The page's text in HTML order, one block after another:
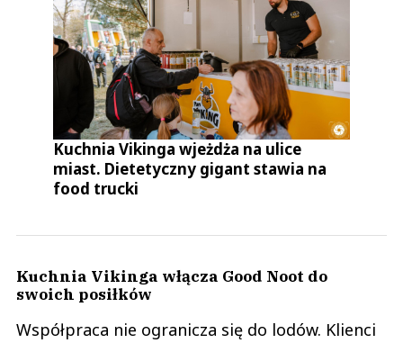
Kuchnia Vikinga wjeżdża na ulice
miast. Dietetyczny gigant stawia na
food trucki
Kuchnia Vikinga włącza Good Noot do
swoich posiłków
Współpraca nie ogranicza się do lodów. Klienci